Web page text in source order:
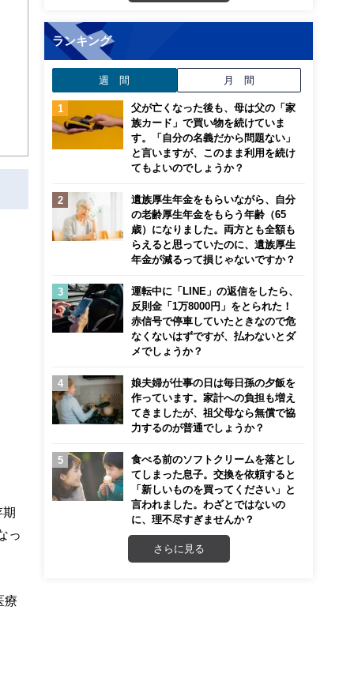
っ
療
ランキング
週 間 月 間
父が亡くなった後も、母は父の「家
族カード」で買い物を続けていま
す。「自分の名義だから問題ない」
と言いますが、このまま利用を続け
てもよいのでしょうか？
遺族厚生年金をもらいながら、自分
の老齢厚生年金をもらう年齢（65
歳）になりました。両方とも全額も
らえると思っていたのに、遺族厚生
年金が減るって損じゃないですか？
運転中に「LINE」の返信をしたら、
反則金「1万8000円」をとられた！
赤信号で停車していたときなので危
なくないはずですが、払わないとダ
メでしょうか？
娘夫婦が仕事の日は毎日孫の夕飯を
作っています。家計への負担も増え
てきましたが、祖父母なら無償で協
力するのが普通でしょうか？
食べる前のソフトクリームを落とし
てしまった息子。交換を依頼すると
「新しいものを買ってください」と
言われました。わざとではないの
に、理不尽すぎませんか？
さらに見る